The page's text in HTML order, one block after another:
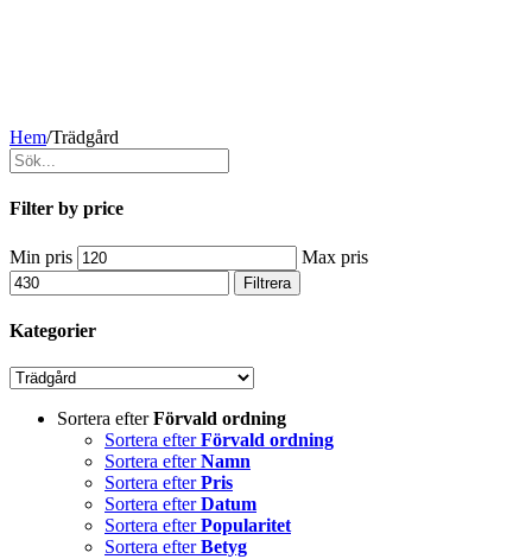
Hem/Trädgård
Filter by price
Min pris Max pris
Filtrera
Kategorier
Sortera efterFörvald ordning
Sortera efterFörvald ordning
Sortera efterNamn
Sortera efterPris
Sortera efterDatum
Sortera efterPopularitet
Sortera efterBetyg